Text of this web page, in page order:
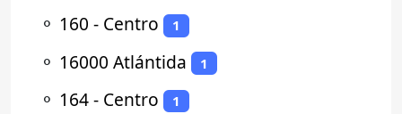
⚬ 160 - Centro 1
⚬ 16000 Atlántida 1
⚬ 164 - Centro 1